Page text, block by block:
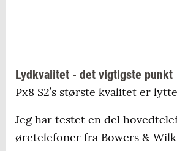
Lydkvalitet - det vigtigste
Px8 S2’s største kvalitet er
Jeg har testet en del
øretelefoner fra Bowers &